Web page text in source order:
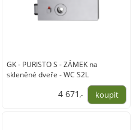
GK - PURISTO S - ZÁMEK na
skleněné dveře - WC S2L
4 671 ,-